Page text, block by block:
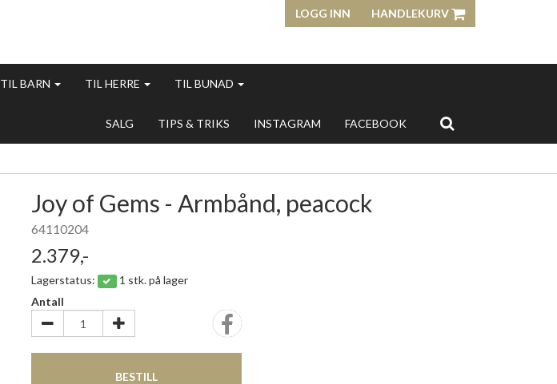
LOGG INN HANDLEKURV
TIL BARN TIL HERRE TIL BUNAD
SALG TIPS & TRIKS INSTAGRAM FACEBOOK
Joy of Gems - Armbånd, peacock
64110204
2.379,-
Lagerstatus:
1 stk. på lager
Antall
BESTILL